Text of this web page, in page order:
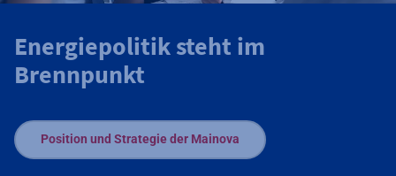
Energiepolitik steht im
Brennpunkt
Position und Strategie der Mainova